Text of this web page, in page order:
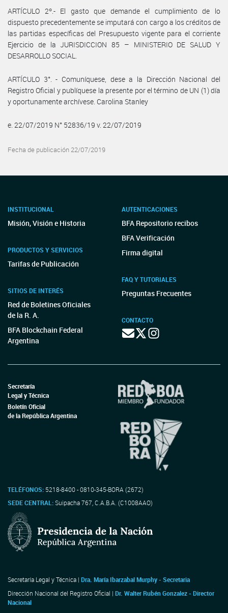
ARTÍCULO 2º.- El gasto que demande el cumplimiento de lo
dispuesto precedentemente se imputará con cargo a los créditos de
las partidas específicas del Presupuesto vigente para el corriente
Ejercicio de la JURISDICCION 85 – MINISTERIO DE SALUD Y
DESARROLLO SOCIAL.
ARTÍCULO 3°. - Comuníquese, dese a la Dirección Nacional del
Registro Oficial y publíquese la presente por el término de UN (1) día
y oportunamente archívese. Carolina Stanley
e. 22/07/2019 N° 52836/19 v. 22/07/2019
Fecha de publicación 22/07/2019
INSTITUCIONAL
Misión, Visión e Historia
PRODUCTOS Y SERVICIOS
Tarifas de Publicación
SITIOS DE INTERÉS
Red de Boletines Oficiales
de la R. A.
BFA Blockchain Federal
Argentina
AUTENTICACIONES
BFA Repositorio recibos
BFA Verificación
Firma digital
FAQ Y TUTORIALES
Preguntas Frecuentes
CONTACTO
Secretaría
Legal y Técnica
Boletín Oficial
de la República Argentina
TELÉFONOS: 5218-8400 - 0810-345-BORA (2672)
SEDE CENTRAL:Suipacha 767, C.A.B.A. (C1008AAO)
Secretaría Legal y Técnica | Dra. María Ibarzabal Murphy - Secretaria
Dirección Nacional del Registro Oficial | Dr. Walter Rubén Gonzalez - Director
Nacional